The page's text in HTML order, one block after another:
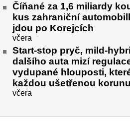
Číňané za 1,6 miliardy
kus zahraniční
jdou po Korejcích
včera
Start-stop pryč, mild-
dalšího auta mizí
vydupané hlouposti,
každou ušetřenou
včera